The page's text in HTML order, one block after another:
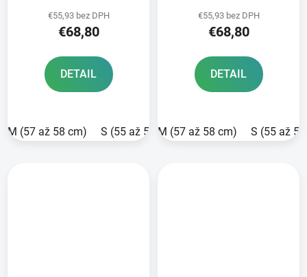
€55,93 bez DPH
€68,80
DETAIL
M (57 až 58 cm) S (55 až 56 cm) XS (53 až 54 cm) L
€55,93 bez DPH
€68,80
DETAIL
M (57 až 58 cm) S (55 až